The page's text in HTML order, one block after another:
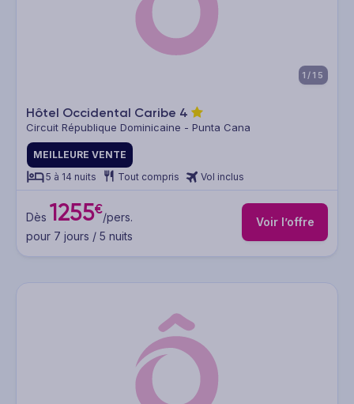
1/15
Hôtel Occidental Caribe 4
Circuit République Dominicaine - Punta Cana
MEILLEURE VENTE
5 à 14 nuits
Tout compris Vol inclus
Dès 1255€/pers.
pour 7 jours / 5 nuits
Voir l’offre